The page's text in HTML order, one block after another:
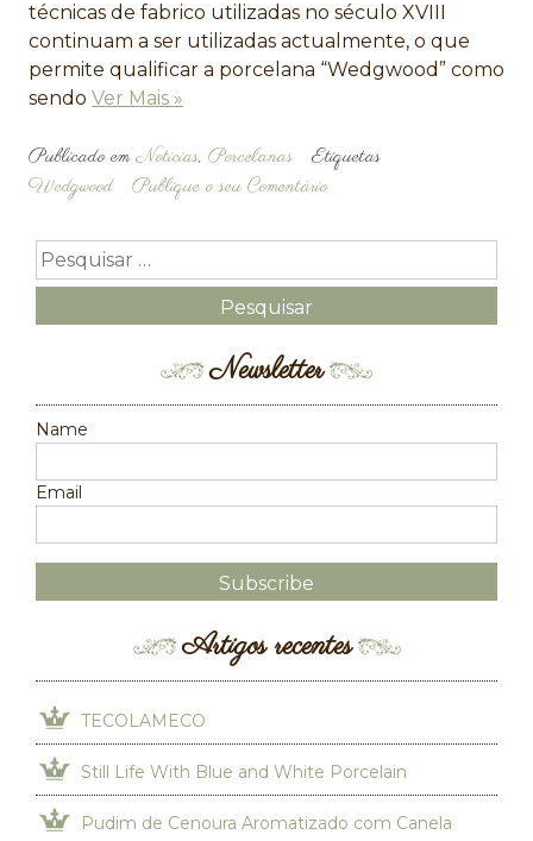
técnicas de fabrico utilizadas no século XVIII
continuam a ser utilizadas actualmente, o que
permite qualificar a porcelana “Wedgwood” como
sendo Ver Mais »
Publicado emNoticias, Porcelanas
Etiquetas
Wedgwood
Publique o seu Comentário
Newsletter
Name
Email
Artigos recentes
TECOLAMECO
Still Life With Blue and White Porcelain
Pudim de Cenoura Aromatizado com Canela